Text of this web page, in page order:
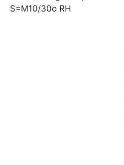
S=M10/30o RH